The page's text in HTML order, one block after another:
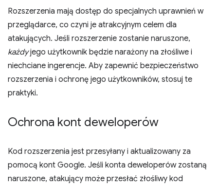
Rozszerzenia mają dostęp do specjalnych uprawnień w
przeglądarce, co czyni je atrakcyjnym celem dla
atakujących. Jeśli rozszerzenie zostanie naruszone,
każdyjego użytkownik będzie narażony na złośliwe i
niechciane ingerencje. Aby zapewnić bezpieczeństwo
rozszerzenia i ochronę jego użytkowników, stosuj te
praktyki.
Ochrona kont deweloperów
Kod rozszerzenia jest przesyłany i aktualizowany za
pomocą kont Google. Jeśli konta deweloperów zostaną
naruszone, atakujący może przesłać złośliwy kod